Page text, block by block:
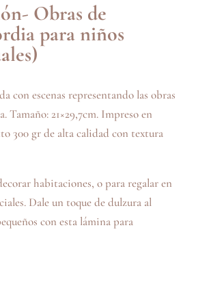
Obras de
para niños
con escenas representando las obras
Tamaño: 21×29,7cm. Impreso en
300 gr de alta calidad con textura
habitaciones, o para regalar en
Dale un toque de dulzura al
con esta lámina para